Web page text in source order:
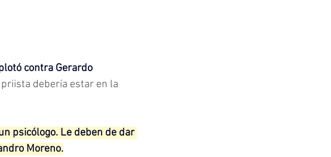
contra Gerardo
debería estar en la
psicólogo. Le deben de dar
Moreno.